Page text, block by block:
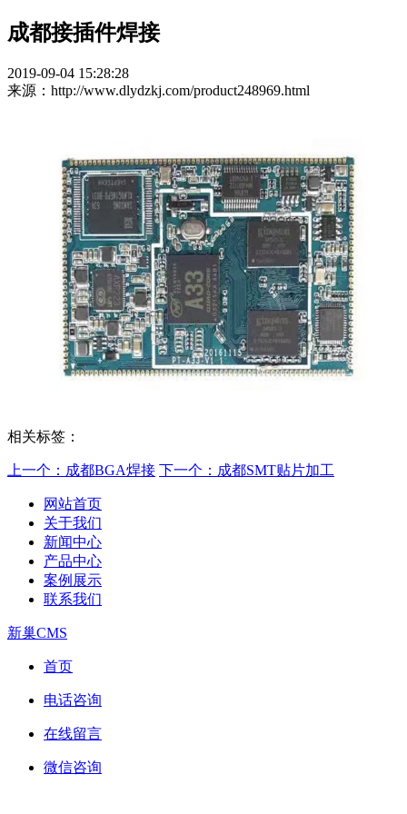
成都接插件焊接
2019-09-04 15:28:28
来源：http://www.dlydzkj.com/product248969.html
相关标签：
上一个：成都BGA焊接 下一个：成都SMT贴片加工
网站首页
关于我们
新闻中心
产品中心
案例展示
联系我们
新巢CMS
首页
电话咨询
在线留言
微信咨询